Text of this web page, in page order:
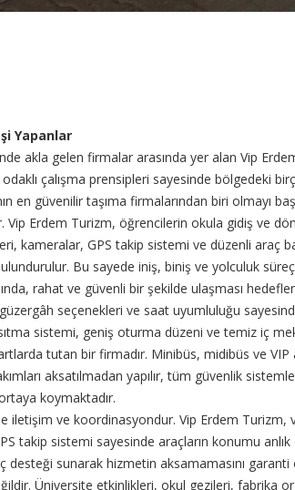
Yapanlar
akla gelen firmalar arasında yer alan Vip
çalışma prensipleri sayesinde bölgedeki
en güvenilir taşıma firmalarından biri olmayı
Vip Erdem Turizm, öğrencilerin okula gidiş ve
GPS takip sistemi ve düzenli araç
Bu sayede iniş, biniş ve yolculuk
rahat ve güvenli bir şekilde ulaşması
seçenekleri ve saat uyumluluğu
sistemi, geniş oturma düzeni ve temiz iç
tutan bir firmadır. Minibüs, midibüs ve
aksatılmadan yapılır, tüm güvenlik
koymaktadır.
iletişim ve koordinasyondur. Vip Erdem
takip sistemi sayesinde araçların konumu
sunarak hizmetin aksamamasını garanti
Üniversite etkinlikleri, okul gezileri,